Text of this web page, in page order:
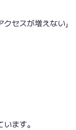
クセスが増えない」
ます。